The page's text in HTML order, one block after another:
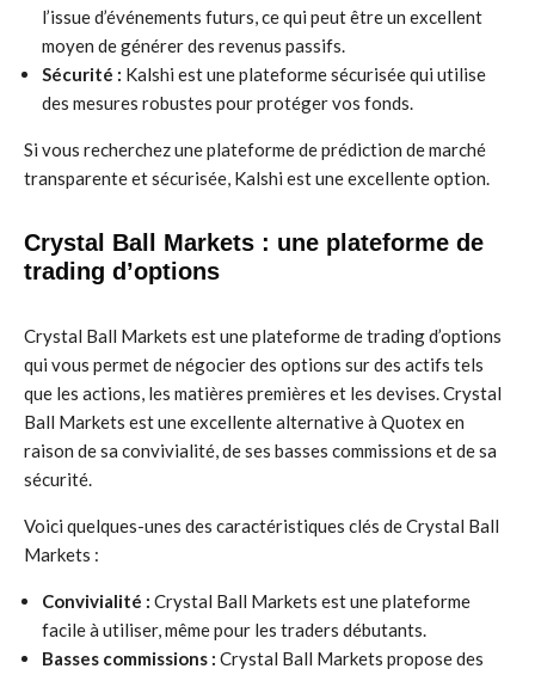
l’issue d’événements futurs, ce qui peut être un excellent
moyen de générer des revenus passifs.
Sécurité : Kalshi est une plateforme sécurisée qui utilise
des mesures robustes pour protéger vos fonds.
Si vous recherchez une plateforme de prédiction de marché
transparente et sécurisée, Kalshi est une excellente option.
Crystal Ball Markets : une plateforme de
trading d’options
Crystal Ball Markets est une plateforme de trading d’options
qui vous permet de négocier des options sur des actifs tels
que les actions, les matières premières et les devises. Crystal
Ball Markets est une excellente alternative à Quotex en
raison de sa convivialité, de ses basses commissions et de sa
sécurité.
Voici quelques-unes des caractéristiques clés de Crystal Ball
Markets :
Convivialité : Crystal Ball Markets est une plateforme
facile à utiliser, même pour les traders débutants.
Basses commissions : Crystal Ball Markets propose des